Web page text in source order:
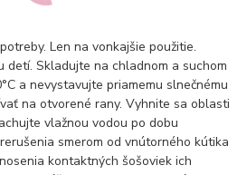
Len na vonkajšie použitie.
detí. Skladujte na chladnom a suchom
a nevystavujte priamemu slnečnému
na otvorené rany. Vyhnite sa oblasti
vlažnou vodou po dobu
smerom od vnútorného kútika
kontaktných šošoviek ich